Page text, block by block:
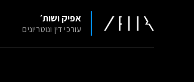
אפיק ושות׳
עורכי דין ונוטריונים